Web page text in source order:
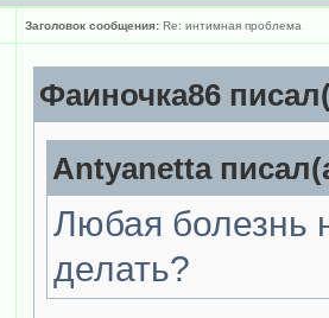
Заголовок сообщения: Re: интимная проблема
Фаиночка86
Antyanetta
Любая болезнь
делать?